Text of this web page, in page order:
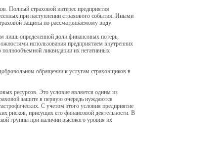
Полный страховой интерес предприятия
при наступлении страхового события. Иными
защиты по рассматриваемому виду
лишь определенной доли финансовых потерь,
использования предприятием внутренних
полнообъемной ликвидации их негативных
обращении к услугам страховщиков в
ресурсов. Это условие является одним из
защите в первую очередь нуждаются
С учетом этого условия предприятие
рисков, присущих его финансовой деятельности. В
группы при наличии высокого уровня их